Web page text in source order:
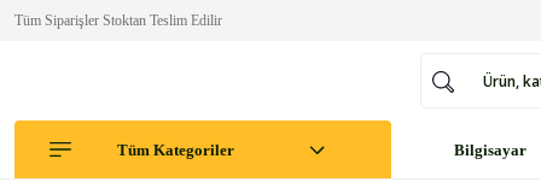
Tüm Siparişler Stoktan Teslim Edilir
Tüm Kategoriler Bilgisayar